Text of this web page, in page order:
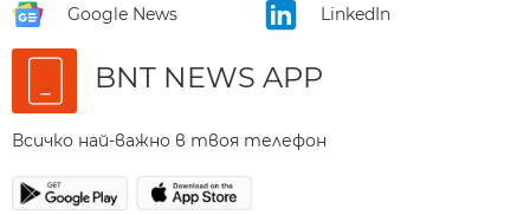
Google News LinkedIn
BNT NEWS APP
Всичко най-важно в твоя телефон